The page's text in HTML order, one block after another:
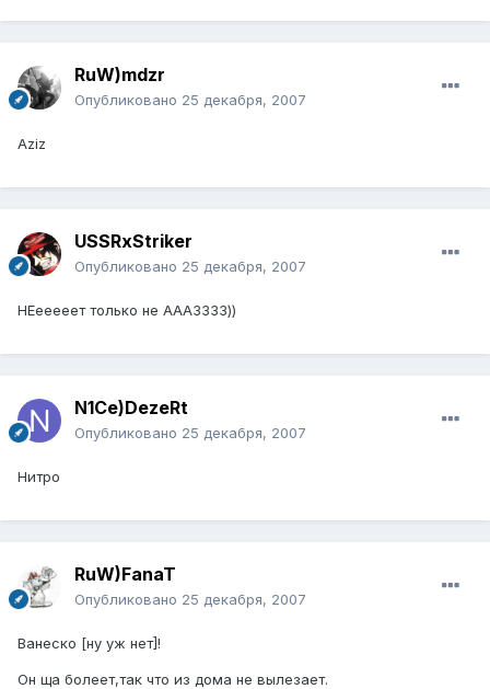
RuW)mdzr
Опубликовано 25 декабря, 2007
Aziz
USSRxStriker
Опубликовано 25 декабря, 2007
НЕееееет только не АААЗЗЗЗ))
N1Ce)DezeRt
Опубликовано 25 декабря, 2007
Нитро
RuW)FanaT
Опубликовано 25 декабря, 2007
Ванеско [ну уж нет]!
Он ща болеет,так что из дома не вылезает.